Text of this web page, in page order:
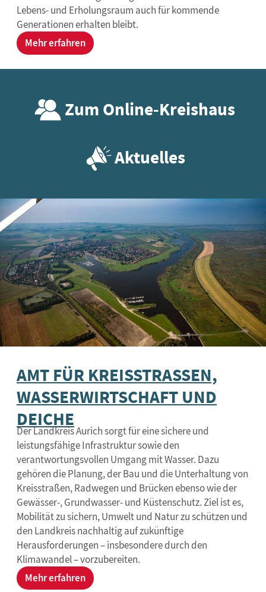
Lebens- und Erholungsraum auch für kommende
Generationen erhalten bleibt.
Mehr erfahren
Zum Online-Kreishaus
Aktuelles
AMT FÜR KREISSTRASSEN, W
ASSERWIRTSCHAFT UND D
EICHE
Der Landkreis Aurich sorgt für eine sichere und
leistungsfähige Infrastruktur sowie den
verantwortungsvollen Umgang mit Wasser. Dazu
gehören die Planung, der Bau und die Unterhaltung von
Kreisstraßen, Radwegen und Brücken ebenso wie der
Gewässer-, Grundwasser- und Küstenschutz. Ziel ist es,
Mobilität zu sichern, Umwelt und Natur zu schützen und
den Landkreis nachhaltig auf zukünftige
Herausforderungen – insbesondere durch den
Klimawandel – vorzubereiten.
Mehr erfahren